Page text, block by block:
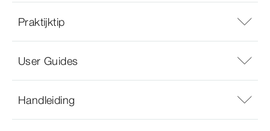
Praktijktip
User Guides
Handleiding